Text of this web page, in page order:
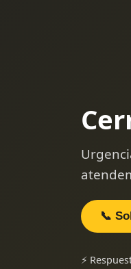
📞
⚡